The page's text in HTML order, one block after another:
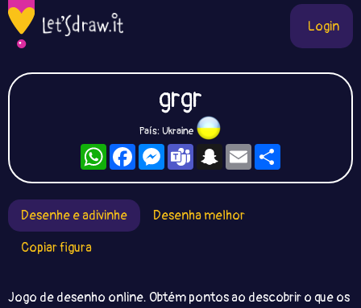
Login
grgr
País: Ukraine
WhatsAppFacebookMessengerTeamsSnapchat
Email
Desenhe e adivinhe
Desenha melhor
Copiar figura
Jogo de desenho online. Obtém pontos ao descobrir o que os